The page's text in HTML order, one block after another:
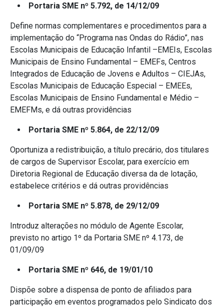
Portaria SME nº 5.792, de 14/12/09
Define normas complementares e procedimentos para a
implementação do “Programa nas Ondas do Rádio”, nas
Escolas Municipais de Educação Infantil –EMEIs, Escolas
Municipais de Ensino Fundamental – EMEFs, Centros
Integrados de Educação de Jovens e Adultos – CIEJAs,
Escolas Municipais de Educação Especial – EMEEs,
Escolas Municipais de Ensino Fundamental e Médio –
EMEFMs, e dá outras providências
Portaria SME nº 5.864, de 22/12/09
Oportuniza a redistribuição, a título precário, dos titulares
de cargos de Supervisor Escolar, para exercício em
Diretoria Regional de Educação diversa da de lotação,
estabelece critérios e dá outras providências
Portaria SME nº 5.878, de 29/12/09
Introduz alterações no módulo de Agente Escolar,
previsto no artigo 1º da Portaria SME nº 4.173, de
01/09/09
Portaria SME nº 646, de 19/01/10
Dispõe sobre a dispensa de ponto de afiliados para
participação em eventos programados pelo Sindicato dos